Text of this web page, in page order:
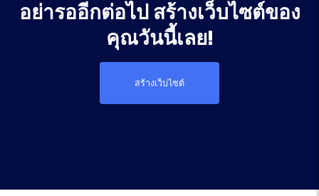
อย่ารออีกต่อไป สร้างเว็บไซต์ของ
คุณวันนี้เลย!
สร้างเว็บไซต์